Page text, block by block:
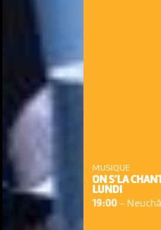
MUSIQUE
ON S’LA
LUNDI
19:00-